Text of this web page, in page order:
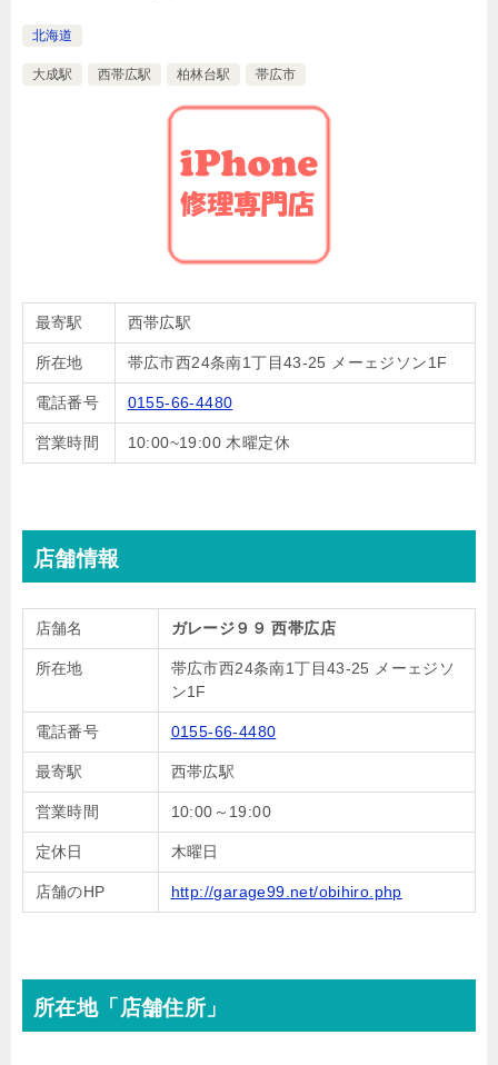
北海道
大成駅 西帯広駅 柏林台駅 帯広市
最寄駅 西帯広駅
所在地 帯広市西24条南1丁目43-25 メーェジソン1F
電話番号 0155-66-4480
営業時間 10:00~19:00 木曜定休
店舗情報
店舗名 ガレージ９９ 西帯広店
所在地
帯広市西24条南1丁目43-25 メーェジソ
ン1F
電話番号 0155-66-4480
最寄駅 西帯広駅
営業時間 10:00～19:00
定休日 木曜日
店舗のHP http://garage99.net/obihiro.php
所在地「店舗住所」